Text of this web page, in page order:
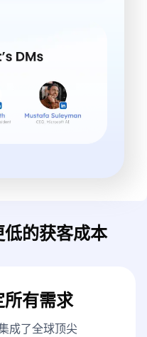
的获客成本
所有需求
成了全球顶尖